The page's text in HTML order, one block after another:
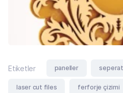
Etiketler paneller
laser cut files ferforje çizimi